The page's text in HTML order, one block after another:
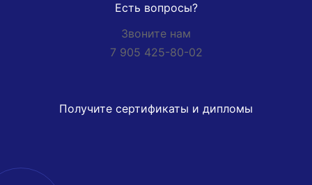
Есть вопросы?
Звоните нам
7 905 425-80-02
Получите сертификаты и дипломы